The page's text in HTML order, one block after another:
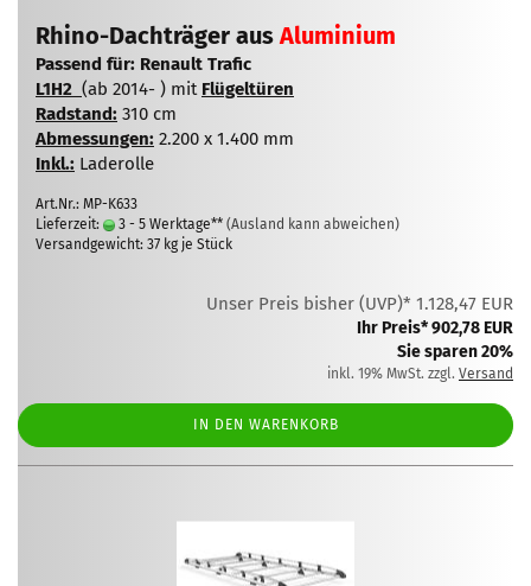
Rhino-Dachträger ausAluminium
Passend für: Renault Trafic
L1H2 (ab 2014- ) mit Flügeltüren
Radstand: 310 cm
Abmessungen: 2.200 x 1.400 mm
Inkl.: Laderolle
Art.Nr.: MP-K633
Lieferzeit:
3 - 5 Werktage** (Ausland kann abweichen)
Versandgewicht: 37 kg je Stück
Unser Preis bisher (UVP)* 1.128,47 EUR
Ihr Preis* 902,78 EUR
Sie sparen 20%
inkl. 19% MwSt. zzgl. Versand
IN DEN WARENKORB